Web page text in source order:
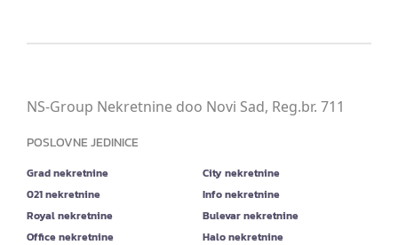
NS-Group Nekretnine doo Novi Sad, Reg.br. 711
POSLOVNE JEDINICE
Grad nekretnine
City nekretnine
021 nekretnine
Info nekretnine
Royal nekretnine
Bulevar nekretnine
Office nekretnine
Halo nekretnine